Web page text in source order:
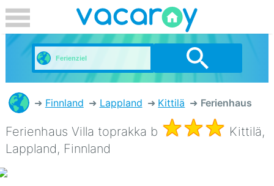
Finnland Lappland Kittilä Ferienhaus
Ferienhaus Villa toprakka b
Kittilä,
Lappland, Finnland